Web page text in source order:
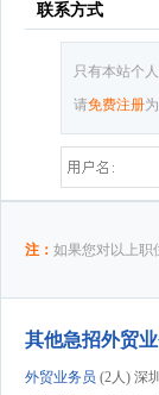
联系方式
只有本站个
请免费注册
注： 如果您对以上职
其他急招外贸
外贸业务员 (2人) 深